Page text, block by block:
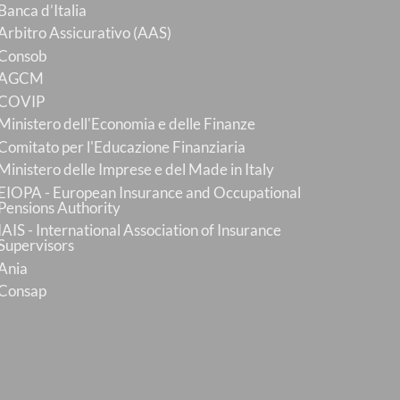
d’Italia
Assicurativo (AAS)
dell'Economia e delle Finanze
per l'Educazione Finanziaria
delle Imprese e del Made in Italy
- European Insurance and Occupational
Authority
IAIS - International Association of Insurance